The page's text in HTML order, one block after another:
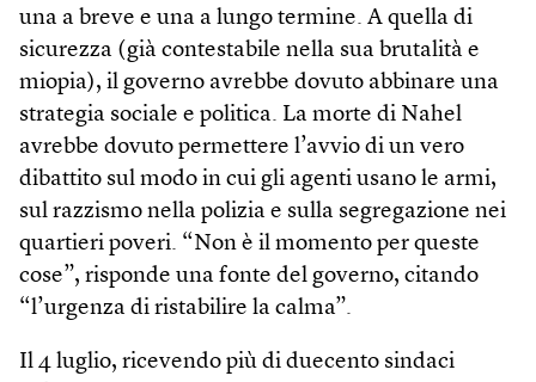
una a breve e una a lungo termine. A quella di
sicurezza (già contestabile nella sua brutalità e
miopia), il governo avrebbe dovuto abbinare una
strategia sociale e politica. La morte di Nahel
avrebbe dovuto permettere l’avvio di un vero
dibattito sul modo in cui gli agenti usano le armi,
sul razzismo nella polizia e sulla segregazione nei
quartieri poveri. “Non è il momento per queste
cose”, risponde una fonte del governo, citando
“l’urgenza di ristabilire la calma”.
Il 4 luglio, ricevendo più di duecento sindaci